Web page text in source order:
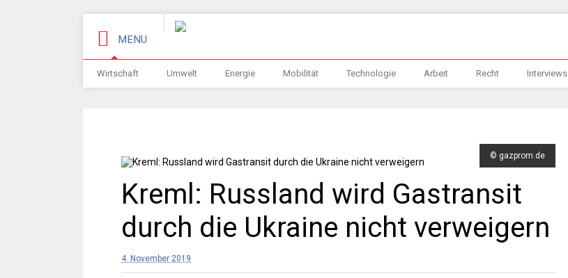
MENU
Wirtschaft Umwelt Energie Mobilität Technologie Arbeit Recht Interviews
© gazprom.de
Kreml: Russland wird Gastransit
durch die Ukraine nicht verweigern
4. November 2019